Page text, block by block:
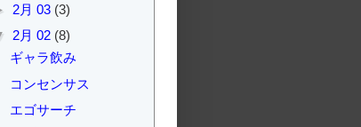
2月 03 (3)
2月 02 (8)
ギャラ飲み
コンセンサス
エゴサーチ